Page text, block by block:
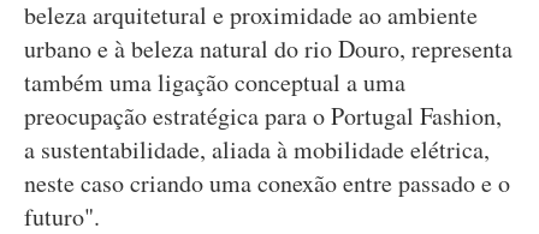
beleza arquitetural e proximidade ao ambiente
urbano e à beleza natural do rio Douro, representa
também uma ligação conceptual a uma
preocupação estratégica para o Portugal Fashion,
a sustentabilidade, aliada à mobilidade elétrica,
neste caso criando uma conexão entre passado e o
futuro".